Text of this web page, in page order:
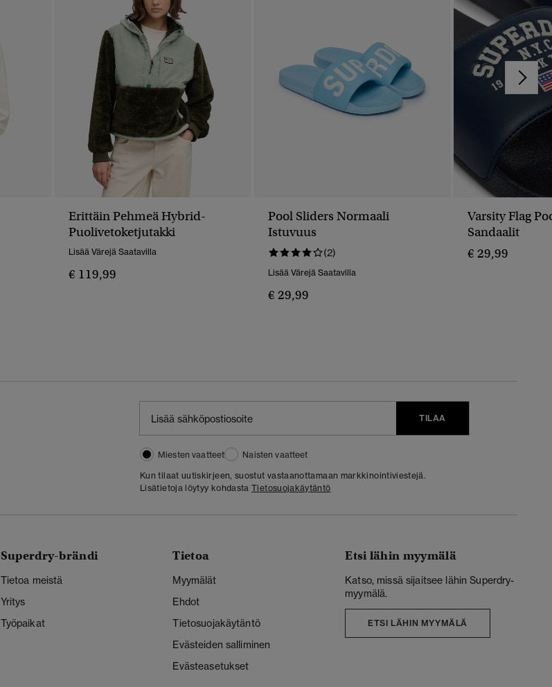
Erittäin Pehmeä Hybrid-
Puolivetoketjutakki
Lisää Värejä Saatavilla
€ 119,99
Pool Sliders Normaali
Istuvuus
(2)
Lisää Värejä Saatavilla
€ 29,99
Varsity Flag
Sandaalit
€ 29,99
TILAA
Miesten vaatteet
Naisten vaatteet
Kun tilaat uutiskirjeen, suostut vastaanottamaan markkinointiviestejä.
Lisätietoja löytyy kohdastaTietosuojakäytäntö
Superdry-brändi
Tietoa meistä
Yritys
Työpaikat
Tietoa
Myymälät
Ehdot
Tietosuojakäytäntö
Evästeiden salliminen
Evästeasetukset
Etsi lähin myymälä
Katso, missä sijaitsee lähin Superdry-
myymälä.
ETSI LÄHIN MYYMÄLÄ